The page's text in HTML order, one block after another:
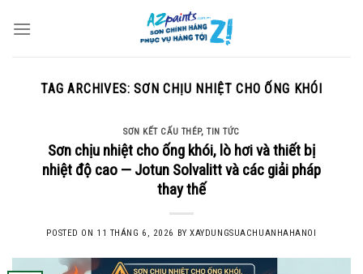
TAG ARCHIVES:SƠN CHỊU NHIỆT CHO ỐNG KHÓI
SƠN KẾT CẤU THÉP,TIN TỨC
Sơn chịu nhiệt cho ống khói, lò hơi và thiết bị
nhiệt độ cao — Jotun Solvalitt và các giải pháp
thay thế
POSTED ON 11 THÁNG 6, 2026 BYXAYDUNGSUACHUANHAHANOI